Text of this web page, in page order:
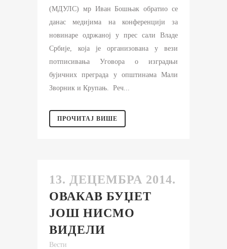
(МДУЛС) мр Иван Бошњак обратио се
данас медијима на конференцији за
новинаре одржаној у прес сали Владе
Србије, која је организована у вези
потписивања Уговора о изградњи
бујичних преграда у општинама Мали
Зворник и Крупањ. Реч...
ПРОЧИТАЈ ВИШЕ
13. ДЕЦЕМБРА 2014.
ОВАКАВ БУЏЕТ
ЈОШ НИСМО
ВИДЕЛИ
Вести